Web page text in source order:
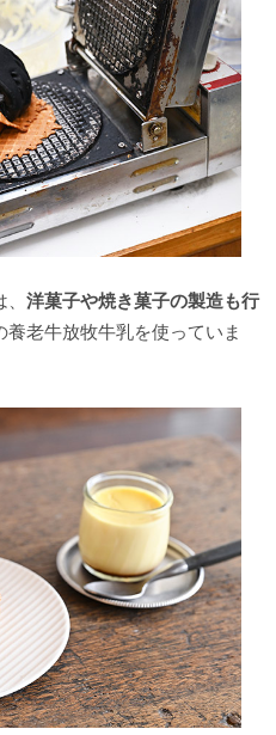
洋菓子や焼き菓子の製造も行
養老牛放牧牛乳を使っていま